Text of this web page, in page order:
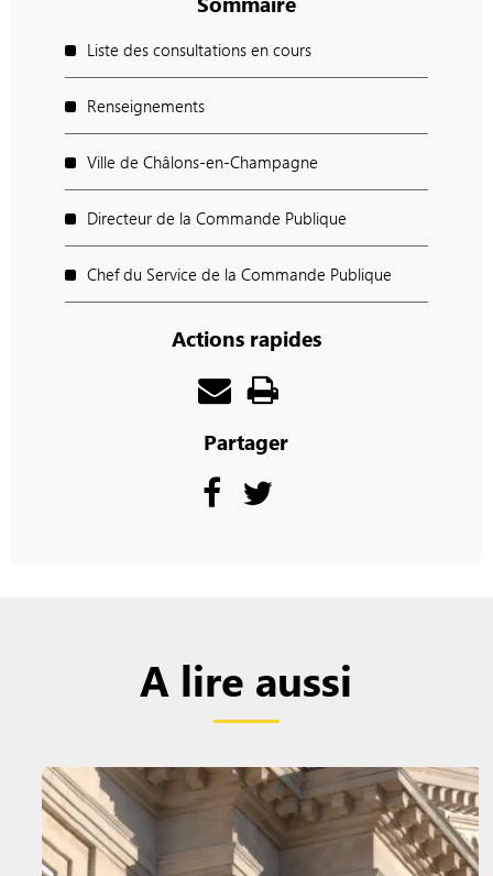
Liste des consultations en cours
Renseignements
Ville de Châlons-en-Champagne
Directeur de la Commande Publique
Chef du Service de la Commande Publique
Actions rapides
Partager
A lire aussi